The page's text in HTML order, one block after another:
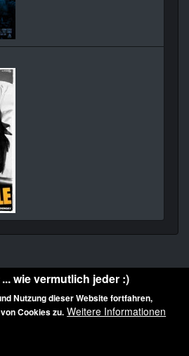
© 2010-2026 der Film Noir de. Alle
wie vermutlich jeder :)
Nutzung dieser Website fortfahren,
Cookies zu. Weitere Informationen